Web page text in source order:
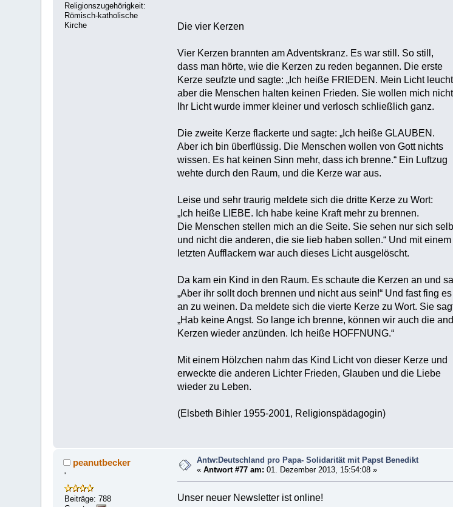
Religionszugehörigkeit:
Römisch-katholische
Kirche
Die vier Kerzen
Vier Kerzen brannten am Adventskranz. Es war still. So still,
dass man hörte, wie die Kerzen zu reden begannen. Die erste
Kerze seufzte und sagte: „Ich heiße FRIEDEN. Mein Licht
aber die Menschen halten keinen Frieden. Sie wollen mich
Ihr Licht wurde immer kleiner und verlosch schließlich ganz.
Die zweite Kerze flackerte und sagte: „Ich heiße GLAUBEN.
Aber ich bin überflüssig. Die Menschen wollen von Gott nichts
wissen. Es hat keinen Sinn mehr, dass ich brenne.“ Ein Luftzug
wehte durch den Raum, und die Kerze war aus.
Leise und sehr traurig meldete sich die dritte Kerze zu Wort:
„Ich heiße LIEBE. Ich habe keine Kraft mehr zu brennen.
Die Menschen stellen mich an die Seite. Sie sehen nur sich
und nicht die anderen, die sie lieb haben sollen.“ Und mit einem
letzten Aufflackern war auch dieses Licht ausgelöscht.
Da kam ein Kind in den Raum. Es schaute die Kerzen an und
„Aber ihr sollt doch brennen und nicht aus sein!“ Und fast fing es
an zu weinen. Da meldete sich die vierte Kerze zu Wort. Sie
„Hab keine Angst. So lange ich brenne, können wir auch die
Kerzen wieder anzünden. Ich heiße HOFFNUNG.“
Mit einem Hölzchen nahm das Kind Licht von dieser Kerze und
erweckte die anderen Lichter Frieden, Glauben und die Liebe
wieder zu Leben.
(Elsbeth Bihler 1955-2001, Religionspädagogin)
peanutbecker
'
Beiträge: 788
Antw:Deutschland pro Papa- Solidarität mit Papst Benedikt
«Antwort #77 am: 01. Dezember 2013, 15:54:08 »
Unser neuer Newsletter ist online!